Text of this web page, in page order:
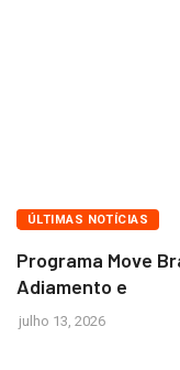
BRASÍLIA
ÚLTIMAS NOTÍCIAS
Programa Move
Adiamento e
julho 13, 2026